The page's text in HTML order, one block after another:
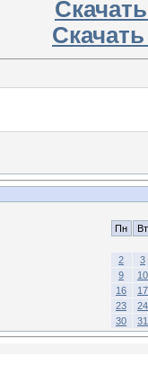
Пн Вт
2
3
9
10
16
17
23
24
30
31